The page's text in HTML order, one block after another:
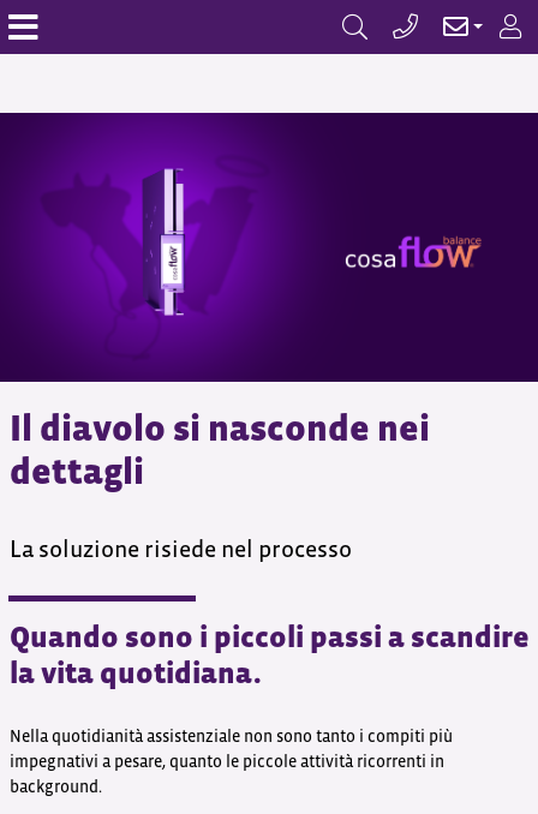
Il diavolo si nasconde nei
dettagli
La soluzione risiede nel processo
Quando sono i piccoli passi a scandire
la vita quotidiana.
Nella quotidianità assistenziale non sono tanto i compiti più
impegnativi a pesare, quanto le piccole attività ricorrenti in
background.